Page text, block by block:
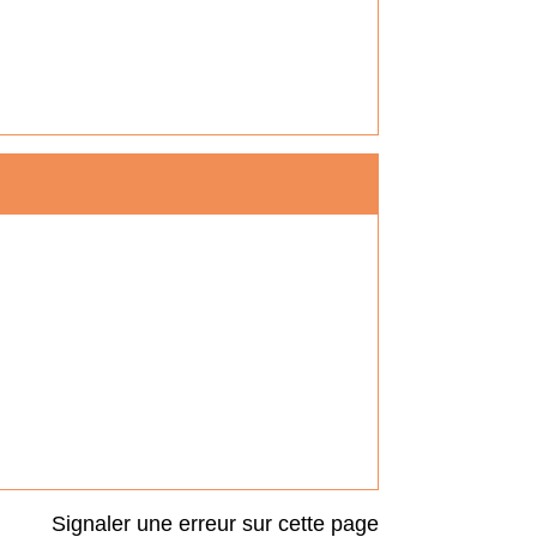
Signaler une erreur sur cette page